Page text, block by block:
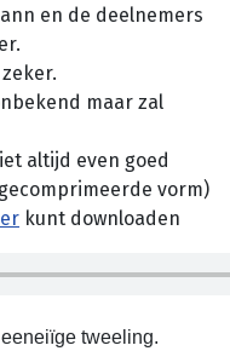
en de deelnemers
maar zal
altijd even goed
vorm)
kunt downloaden
tweeling.